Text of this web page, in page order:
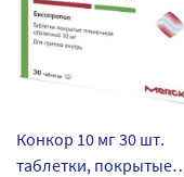
Конкор 10 мг 30 шт.
таблетки, покрытые